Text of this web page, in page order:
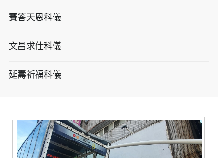
賽答天恩科儀
文昌求仕科儀
延壽祈福科儀